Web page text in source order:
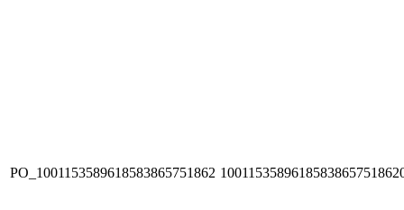
PO_1001153589618583865751862